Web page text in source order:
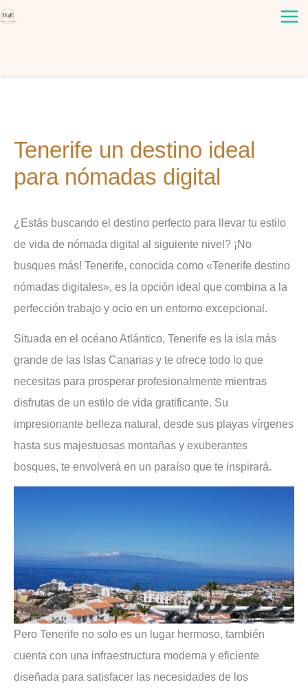
Ir
Tenerife un destino ideal
para nómadas digital
¿Estás buscando el destino perfecto para llevar tu estilo
de vida de nómada digital al siguiente nivel? ¡No
busques más! Tenerife, conocida como «Tenerife destino
nómadas digitales», es la opción ideal que combina a la
perfección trabajo y ocio en un entorno excepcional.
Situada en el océano Atlántico, Tenerife es la isla más
grande de las Islas Canarias y te ofrece todo lo que
necesitas para prosperar profesionalmente mientras
disfrutas de un estilo de vida gratificante. Su
impresionante belleza natural, desde sus playas vírgenes
hasta sus majestuosas montañas y exuberantes
bosques, te envolverá en un paraíso que te inspirará.
Pero Tenerife no solo es un lugar hermoso, también
cuenta con una infraestructura moderna y eficiente
diseñada para satisfacer las necesidades de los